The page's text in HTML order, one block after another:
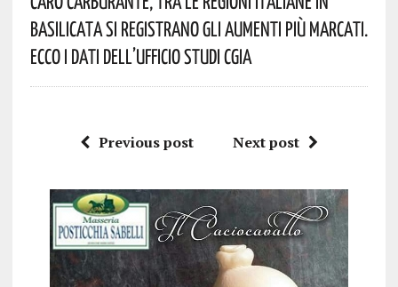
Basilicata Si Registrano Gli Aumenti Più Marcati.
Ecco I Dati Dell’Ufficio Studi CGIA
Previous post Next post